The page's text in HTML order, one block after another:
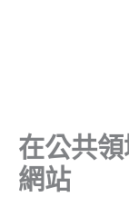
在公共
網站